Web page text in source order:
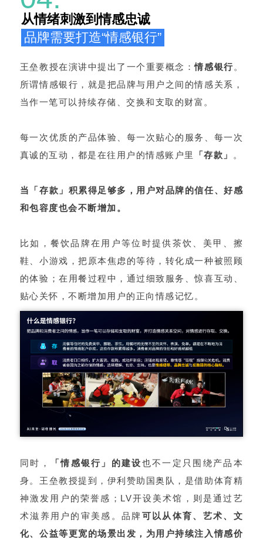
从情绪刺激到情感忠诚
品牌需要打造“情感银行”
王垒教授在演讲中提出了一个重要概念：情感银行。
所谓情感银行，就是把品牌与用户之间的情感关系，
当作一笔可以持续存储、交换和支取的财富。
每一次优质的产品体验、每一次贴心的服务、每一次
真诚的互动，都是在往用户的情感账户里
「存款」 。
当「存款」积累得足够多，用户对品牌的信任、好感
和包容度也会不断增加。
比如，餐饮品牌在用户等位时提供茶饮、美甲、擦
鞋、小游戏，把原本焦虑的等待，转化成一种被照顾
的体验；在用餐过程中，通过细致服务、惊喜互动、
贴心关怀，不断增加用户的正向情感记忆。
同时， 「情感银行」的建设也不一定只围绕产品本
身。王垒教授提到，伊利赞助国奥队，是借助体育精
神激发用户的荣誉感；LV开设美术馆，则是通过艺
术滋养用户的审美感。品牌可以从体育、艺术、文
化、公益等更宽的场景出发，为用户持续注入情感价